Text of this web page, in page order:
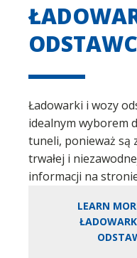
Ładowarki i wozy
idealnym wyborem
tuneli, ponieważ są
trwałej i
informacji na
LEARN